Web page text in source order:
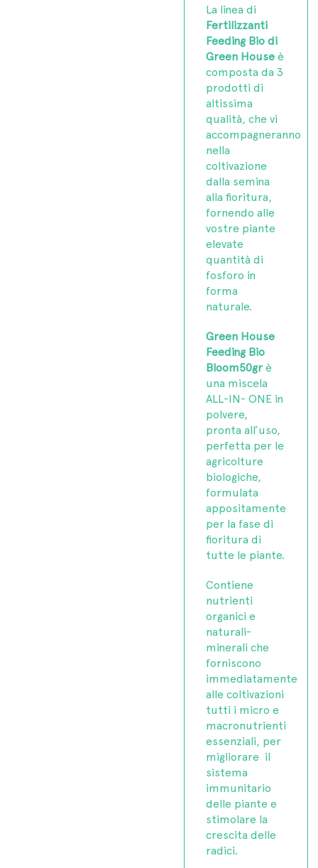
La linea di
Fertilizzanti
Feeding Bio di
Green Houseè
composta da 3
prodotti di
altissima
qualità, che vi
accompagneranno
nella
coltivazione
dalla semina
alla fioritura,
fornendo alle
vostre piante
elevate
quantità di
fosforo in
forma
naturale.
Green House
Feeding Bio
Bloom50grè
una miscela
ALL-IN- ONE in
polvere,
pronta all’uso,
perfetta per le
agricolture
biologiche,
formulata
appositamente
per la fase di
fioritura di
tutte le piante.
Contiene
nutrienti
organici e
naturali-
minerali che
forniscono
immediatamente
alle coltivazioni
tutti i micro e
macronutrienti
essenziali, per
migliorare il
sistema
immunitario
delle piante e
stimolare la
crescita delle
radici.